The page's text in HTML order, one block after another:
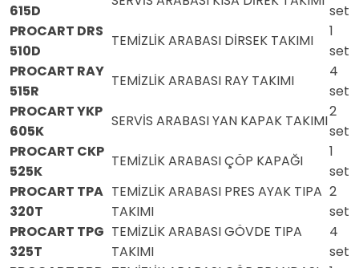
615D
set
PROCART DRS
510D
TEMİZLİK ARABASI DİRSEK TAKIMI
1
set
PROCART RAY
515R
TEMİZLİK ARABASI RAY TAKIMI
4
set
PROCART YKP
605K
SERVİS ARABASI YAN KAPAK TAKIMI
2
set
PROCART CKP
525K
TEMİZLİK ARABASI ÇÖP KAPAĞI
1
set
PROCART TPA
320T
TEMİZLİK ARABASI PRES AYAK TIPA
TAKIMI
2
set
PROCART TPG
325T
TEMİZLİK ARABASI GÖVDE TIPA
TAKIMI
4
set